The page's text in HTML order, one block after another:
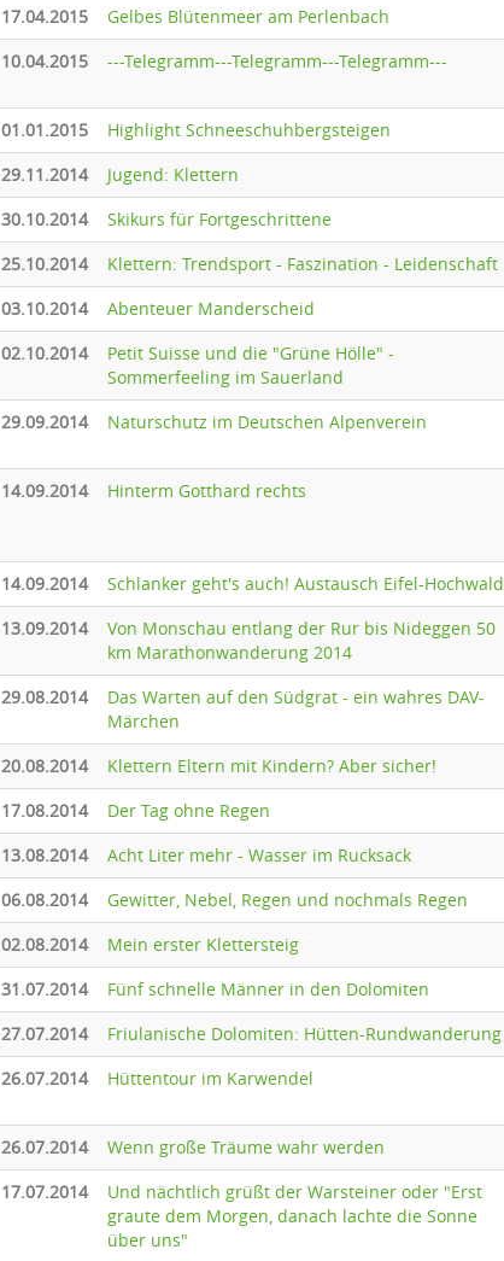
17.04.2015
Gelbes Blütenmeer am Perlenbach
10.04.2015
---Telegramm---Telegramm---Telegramm---
01.01.2015 Highlight Schneeschuhbergsteigen
29.11.2014
Jugend: Klettern
30.10.2014
Skikurs für Fortgeschrittene
25.10.2014
Klettern: Trendsport - Faszination - Leidenschaft
03.10.2014
Abenteuer Manderscheid
02.10.2014
Petit Suisse und die "Grüne Hölle" -
Sommerfeeling im Sauerland
29.09.2014 Naturschutz im Deutschen Alpenverein
14.09.2014 Hinterm Gotthard rechts
14.09.2014 Schlanker geht's auch! Austausch Eifel-Hochwald
13.09.2014
Von Monschau entlang der Rur bis Nideggen 50
km Marathonwanderung 2014
29.08.2014
Das Warten auf den Südgrat - ein wahres DAV-
Märchen
20.08.2014 Klettern Eltern mit Kindern? Aber sicher!
17.08.2014
Der Tag ohne Regen
13.08.2014
Acht Liter mehr - Wasser im Rucksack
06.08.2014
Gewitter, Nebel, Regen und nochmals Regen
02.08.2014
Mein erster Klettersteig
31.07.2014
Fünf schnelle Männer in den Dolomiten
27.07.2014
Friulanische Dolomiten: Hütten-Rundwanderung
26.07.2014
Hüttentour im Karwendel
26.07.2014 Wenn große Träume wahr werden
17.07.2014
Und nächtlich grüßt der Warsteiner oder "Erst
graute dem Morgen, danach lachte die Sonne
über uns"